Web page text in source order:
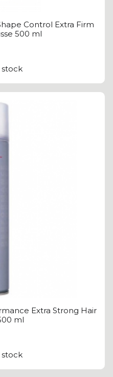
Control Extra Firm
500 ml
stock
Extra Strong Hair
ml
stock